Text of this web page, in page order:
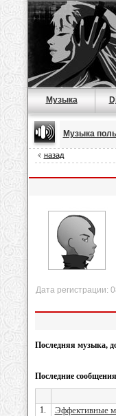
Музыка
Музыка
назад
Дата
Последняя музыка,
Последние
1. Эффективные